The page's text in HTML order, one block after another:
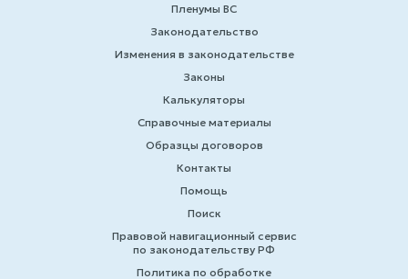
Пленумы ВС
Законодательство
Изменения в законодательстве
Законы
Калькуляторы
Справочные материалы
Образцы договоров
Контакты
Помощь
Поиск
Правовой навигационный сервис
по законодательству РФ
Политика по обработке